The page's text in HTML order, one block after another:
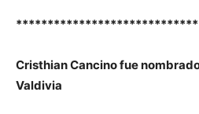
Cristhian Cancino fue
Valdivia